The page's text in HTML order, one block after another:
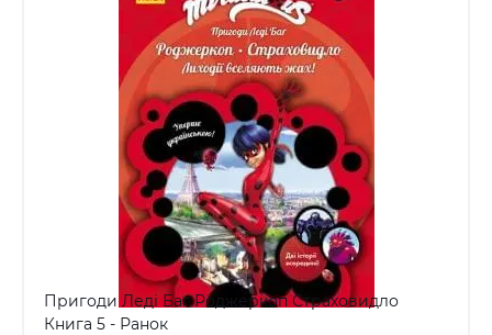
Пригоди Леді Баг Роджеркоп Страховидло
Книга 5 - Ранок